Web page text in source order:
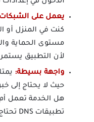
يعمل على
كنت في المنزل أو
مستوى الحماية
لأن التطبيق
واجهة بسيطة:
حيث لا يحتاج إلى
هل الخدمة تعمل أم
تطبيقات DNS تحتاج إلى وضوح في التحكم حتى لا يشعر المستخدم بالحيرة أثناء الاستخدام.